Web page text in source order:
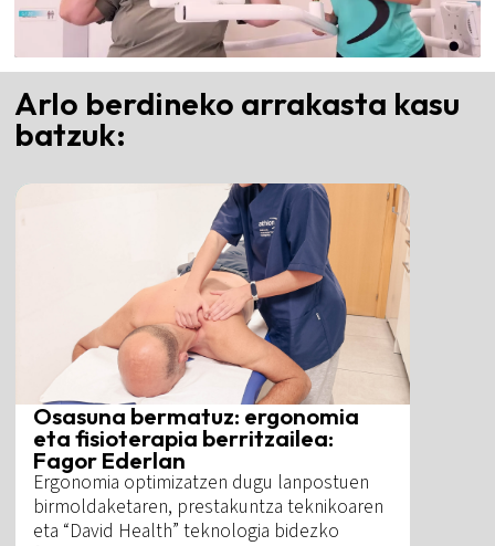
Arlo berdineko arrakasta kasu
batzuk:
Osasuna bermatuz: ergonomia
eta fisioterapia berritzailea:
Fagor Ederlan
Ergonomia optimizatzen dugu lanpostuen
birmoldaketaren, prestakuntza teknikoaren
eta “David Health” teknologia bidezko